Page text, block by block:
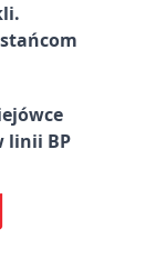
linii BP